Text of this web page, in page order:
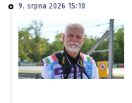
9. srpna 2026 15:10